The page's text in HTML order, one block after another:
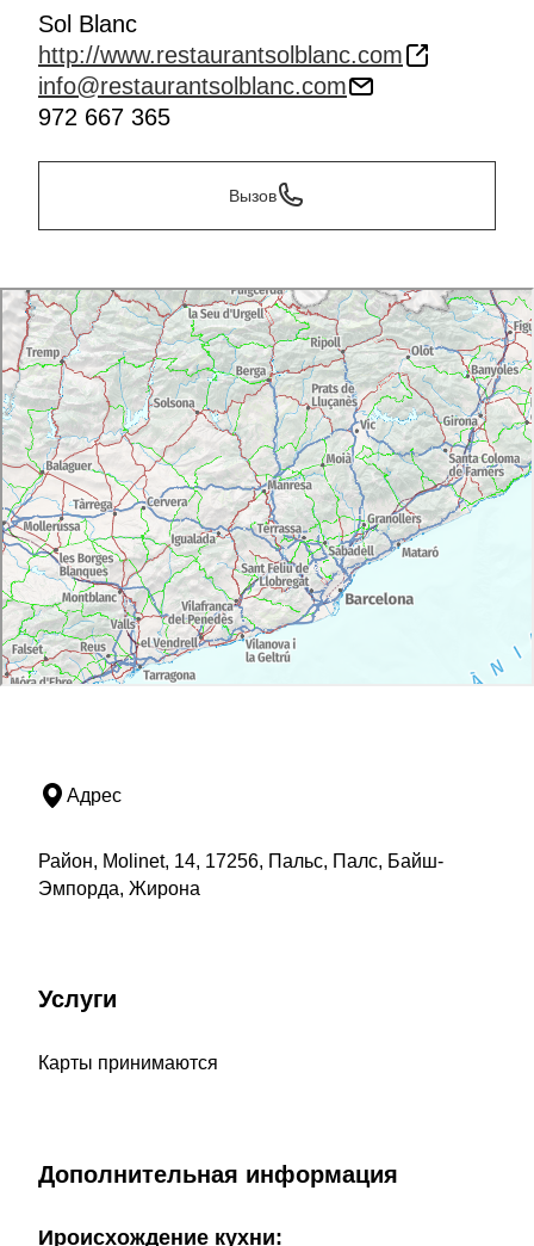
Sol Blanc
http://www.restaurantsolblanc.com
info@restaurantsolblanc.com
972 667 365
Вызов
Адрес
Район, Molinet, 14, 17256, Пальс, Палс, Байш-
Эмпорда, Жирона
Услуги
Карты принимаются
Дополнительная информация
Ироисхождение кухни: